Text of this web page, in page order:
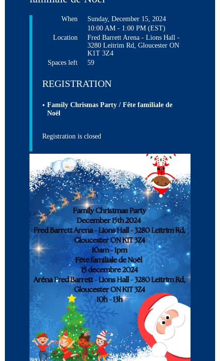
When
Sunday, December 15, 2024
10:00 AM - 1:00 PM (EST)
Location
Fred Barrett Arena - Lions Hall -
3280 Leitrim Rd, Gloucester ON
K1T 3Z4
Spaces left
59
REGISTRATION
Family Chrismas Party / Fête familiale de
Noël
Registration is closed